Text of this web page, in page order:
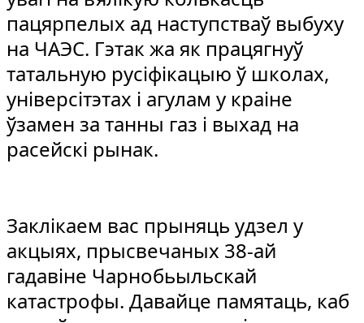
пацярпелых ад наступстваў выбуху
на ЧАЭС. Гэтак жа як працягнуў
татальную русіфікацыю ў школах,
універсітэтах і агулам у краіне
ўзамен за танны газ і выхад на
расейскі рынак.
Заклікаем вас прыняць удзел у
акцыях, прысвечаных 38-ай
гадавіне Чарнобьыльскай
катастрофы. Давайце памятаць, каб